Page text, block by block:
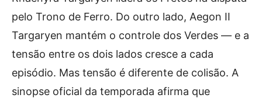
pelo Trono de Ferro. Do outro lado, Aegon II
Targaryen mantém o controle dos Verdes — e a
tensão entre os dois lados cresce a cada
episódio. Mas tensão é diferente de colisão. A
sinopse oficial da temporada afirma que